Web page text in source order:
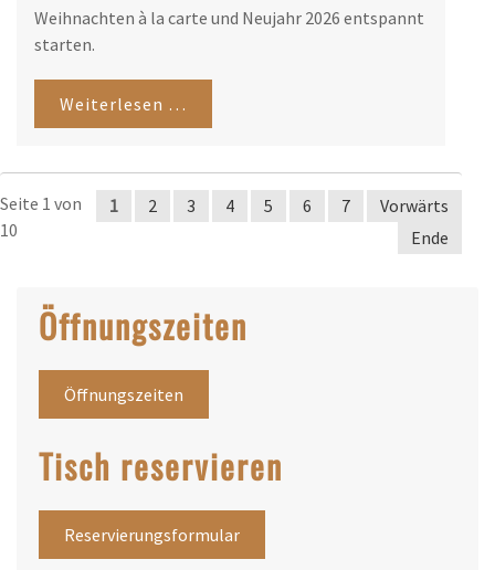
Weihnachten à la carte und Neujahr 2026 entspannt
starten.
Weiterlesen …
Seite 1 von
10
1 2 3 4 5 6 7
Vorwärts
Ende
Öffnungszeiten
Öffnungszeiten
Tisch reservieren
Reservierungsformular